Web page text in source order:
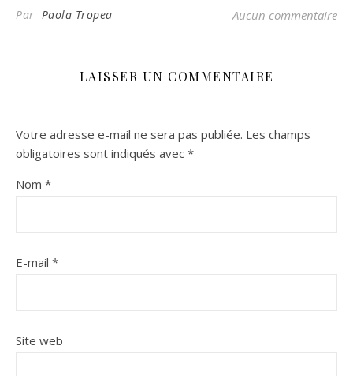
Par Paola Tropea Aucun commentaire
LAISSER UN COMMENTAIRE
Votre adresse e-mail ne sera pas publiée. Les champs
obligatoires sont indiqués avec *
Nom *
E-mail *
Site web